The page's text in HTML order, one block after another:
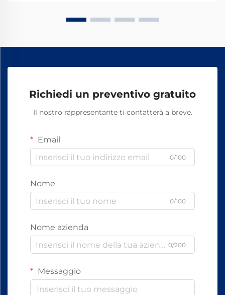
Richiedi un preventivo gratuito
Il nostro rappresentante ti contatterà a breve.
Email
0/100
Nome
0/100
Nome azienda
0/200
Messaggio